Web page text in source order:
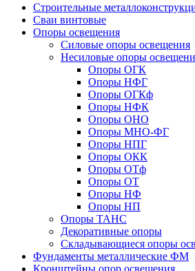
Строительные
Сваи винтовые
Опоры освещения
Силовые опоры освещения
Несиловые опоры
Опоры ОГК
Опоры НФГ
Опоры ОГКф
Опоры НФК
Опоры ОНО
Опоры МНО-ФГ
Опоры НПГ
Опоры ОКК
Опоры ОТф
Опоры ОТ
Опоры НФ
Опоры НП
Опоры ТАНС
Декоративные опоры
Складывающиеся опоры
Фундаменты металлические ФМ
Кронштейны опор освещения